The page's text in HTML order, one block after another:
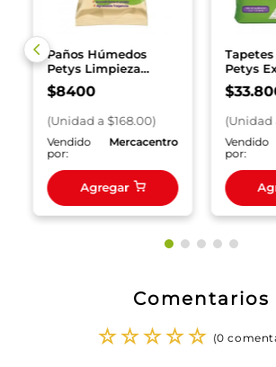
Paños Húmedos
Petys Limpieza
Esencial x 50 und.
$8400
(Unidad a $168.00)
Vendido
por:
Mercacentro
Agregar
Petys
x 12 und
$33.
(Unidad
Vendido
por:
Comentarios
☆☆☆☆☆ (0